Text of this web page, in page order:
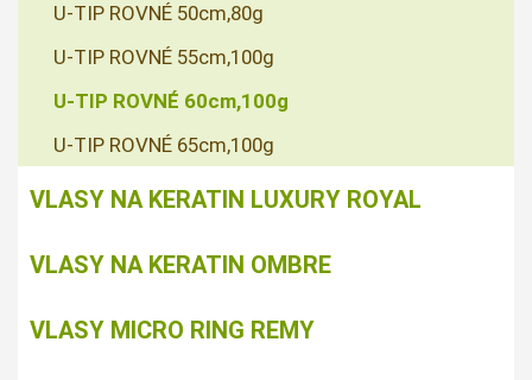
U-TIP ROVNÉ 50cm,80g
U-TIP ROVNÉ 55cm,100g
U-TIP ROVNÉ 60cm,100g
U-TIP ROVNÉ 65cm,100g
VLASY NA KERATIN LUXURY ROYAL
VLASY NA KERATIN OMBRE
VLASY MICRO RING REMY